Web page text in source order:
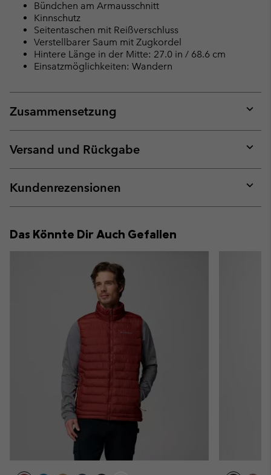
Bündchen am Armausschnitt
Kinnschutz
Seitentaschen mit Reißverschluss
Verstellbarer Saum mit Zugkordel
Hintere Länge in der Mitte: 27.0 in / 68.6 cm
Einsatzmöglichkeiten: Wandern
Zusammensetzung
or
Versand und Rückgabe
or
Kundenrezensionen
or
Das Könnte Dir Auch Gefallen